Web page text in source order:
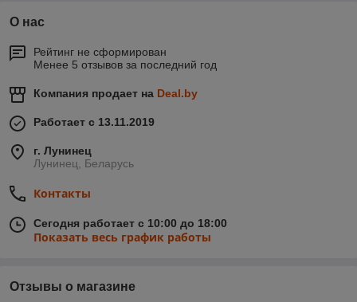
О нас
Рейтинг не сформирован
Менее 5 отзывов за последний год
Компания продает на Deal.by
Работает с 13.11.2019
г. Лунинец
Лунинец, Беларусь
Контакты
Сегодня работает с 10:00 до 18:00
Показать весь график работы
Отзывы о магазине